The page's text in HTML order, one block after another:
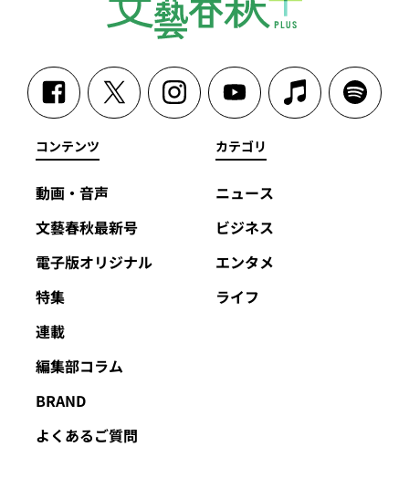
コンテンツ
動画・音声
文藝春秋最新号
電子版オリジナル
特集
連載
編集部コラム
BRAND
よくあるご質問
カテゴリ
ニュース
ビジネス
エンタメ
ライフ